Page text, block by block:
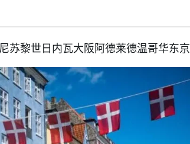
苏黎世日内瓦大阪阿德莱德温哥华东京